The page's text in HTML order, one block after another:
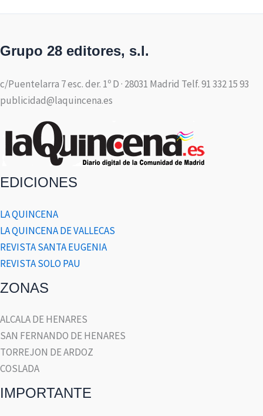
Grupo 28 editores, s.l.
c/Puentelarra 7 esc. der. 1º D · 28031 Madrid Telf. 91 332 15 93
publicidad@laquincena.es
EDICIONES
LA QUINCENA
LA QUINCENA DE VALLECAS
REVISTA SANTA EUGENIA
REVISTA SOLO PAU
ZONAS
ALCALA DE HENARES
SAN FERNANDO DE HENARES
TORREJON DE ARDOZ
COSLADA
IMPORTANTE